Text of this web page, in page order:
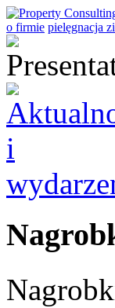
o firmie pielęgnacja